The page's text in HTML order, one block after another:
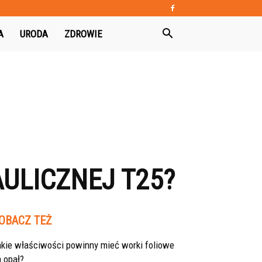
URODA ZDROWIE
T25?
TEŻ
właściwości powinny mieć worki foliowe
opał?